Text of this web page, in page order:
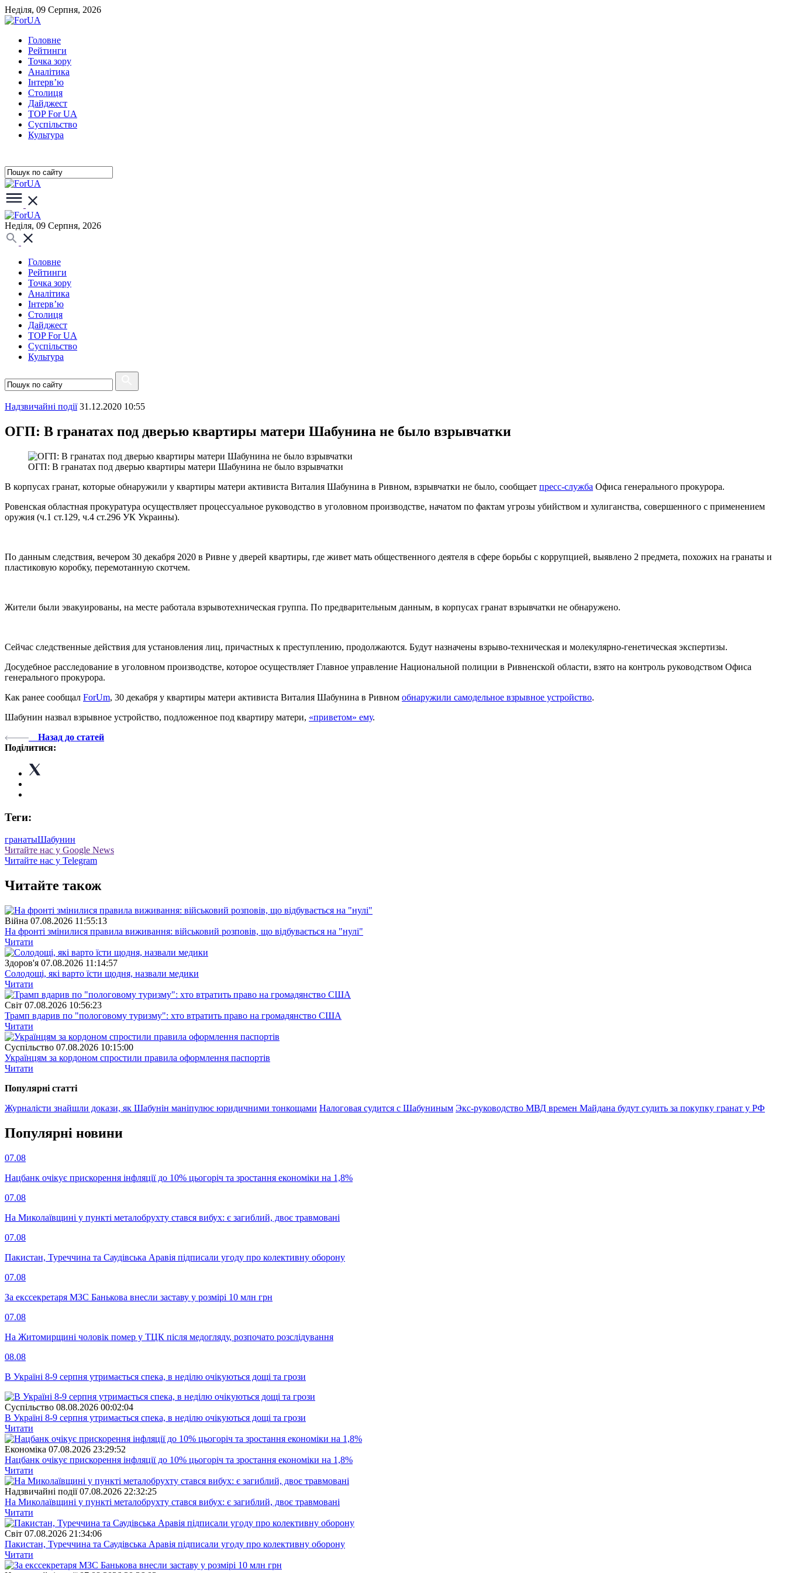
Неділя, 09 Серпня, 2026
Головне
Рейтинги
Точка зору
Аналітика
Інтерв’ю
Столиця
Дайджест
TOP For UA
Суспiльство
Культура
Неділя, 09 Серпня, 2026
Головне
Рейтинги
Точка зору
Аналітика
Інтерв’ю
Столиця
Дайджест
TOP For UA
Суспiльство
Культура
Надзвичайні події 31.12.2020 10:55
ОГП: В гранатах под дверью квартиры матери Шабунина не было взрывчатки
ОГП: В гранатах под дверью квартиры матери Шабунина не было взрывчатки
В корпусах гранат, которые обнаружили у квартиры матери активиста Виталия Шабунина в Ривном, взрывчатки не было, сообщает пресс-служба Офиса генерального прокурора.
Ровенская областная прокуратура осуществляет процессуальное руководство в уголовном производстве, начатом по фактам угрозы убийством и хулиганства, совершенного с применением
оружия (ч.1 ст.129, ч.4 ст.296 УК Украины).
По данным следствия, вечером 30 декабря 2020 в Ривне у дверей квартиры, где живет мать общественного деятеля в сфере борьбы с коррупцией, выявлено 2 предмета, похожих на гранаты и
пластиковую коробку, перемотанную скотчем.
Жители были эвакуированы, на месте работала взрывотехническая группа. По предварительным данным, в корпусах гранат взрывчатки не обнаружено.
Сейчас следственные действия для установления лиц, причастных к преступлению, продолжаются. Будут назначены взрыво-техническая и молекулярно-генетическая экспертизы.
Досудебное расследование в уголовном производстве, которое осуществляет Главное управление Национальной полиции в Ривненской области, взято на контроль руководством Офиса
генерального прокурора.
Как ранее сообщал ForUm, 30 декабря у квартиры матери активиста Виталия Шабунина в Ривном обнаружили самодельное взрывное устройство.
Шабунин назвал взрывное устройство, подложенное под квартиру матери, «приветом» ему.
Назад до статей
Поділитися:
Теги:
гранатыШабунин
Читайте нас у Google News
Читайте нас у Telegram
Читайте також
Війна 07.08.2026 11:55:13
На фронті змінилися правила виживання: військовий розповів, що відбувається на "нулі"
Читати
Здоров'я 07.08.2026 11:14:57
Солодощі, які варто їсти щодня, назвали медики
Читати
Свiт 07.08.2026 10:56:23
Трамп вдарив по "пологовому туризму": хто втратить право на громадянство США
Читати
Суспiльство 07.08.2026 10:15:00
Українцям за кордоном спростили правила оформлення паспортів
Читати
Популярнi статтi
Журналісти знайшли докази, як Шабунін маніпулює юридичними тонкощами Налоговая судится с Шабуниным Экс-руководство МВД времен Майдана будут судить за покупку гранат у РФ
Популярнi новини
07.08
Нацбанк очікує прискорення інфляції до 10% цьогоріч та зростання економіки на 1,8%
07.08
На Миколаївщині у пункті металобрухту стався вибух: є загиблий, двоє травмовані
07.08
Пакистан, Туреччина та Саудівська Аравія підписали угоду про колективну оборону
07.08
За екссекретаря МЗС Банькова внесли заставу у розмірі 10 млн грн
07.08
На Житомирщині чоловік помер у ТЦК після медогляду, розпочато розслідування
08.08
В Україні 8-9 серпня утримається спека, в неділю очікуються дощі та грози
Суспiльство 08.08.2026 00:02:04
В Україні 8-9 серпня утримається спека, в неділю очікуються дощі та грози
Читати
Економіка 07.08.2026 23:29:52
Нацбанк очікує прискорення інфляції до 10% цьогоріч та зростання економіки на 1,8%
Читати
Надзвичайні події 07.08.2026 22:32:25
На Миколаївщині у пункті металобрухту стався вибух: є загиблий, двоє травмовані
Читати
Свiт 07.08.2026 21:34:06
Пакистан, Туреччина та Саудівська Аравія підписали угоду про колективну оборону
Читати